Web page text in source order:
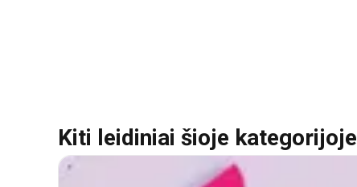
Kiti leidiniai šioje kategorijoje